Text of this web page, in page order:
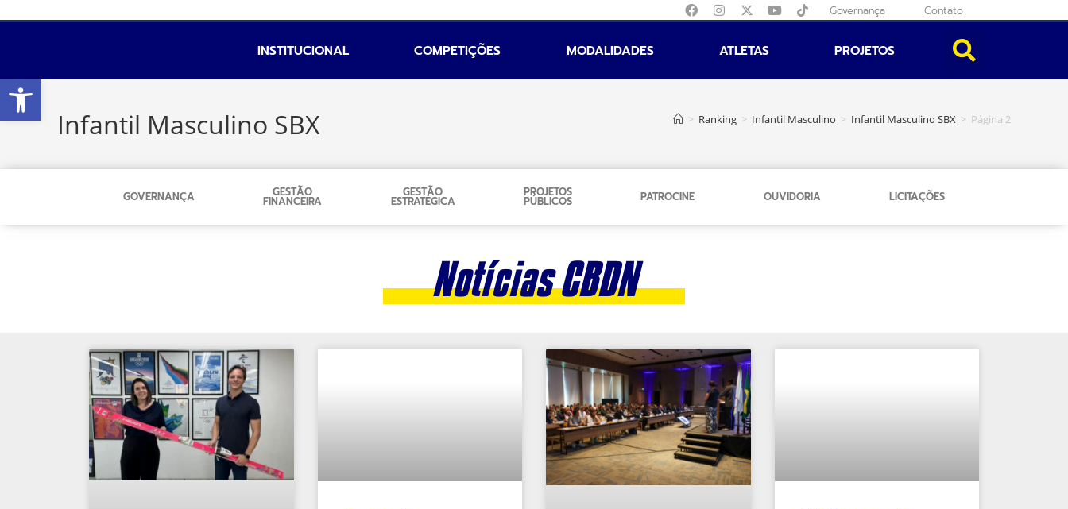
Abrir a barra de ferramentas
Governança Contato
INSTITUCIONAL COMPETIÇÕES MODALIDADES ATLETAS PROJETOS
Infantil Masculino SBX > Ranking > Infantil Masculino > Infantil Masculino SBX > Página 2
GOVERNANÇA GESTÃO
FINANCEIRA
GESTÃO
ESTRATÉGICA
PROJETOS
PÚBLICOS PATROCINE OUVIDORIA LICITAÇÕES
Notícias CBDN